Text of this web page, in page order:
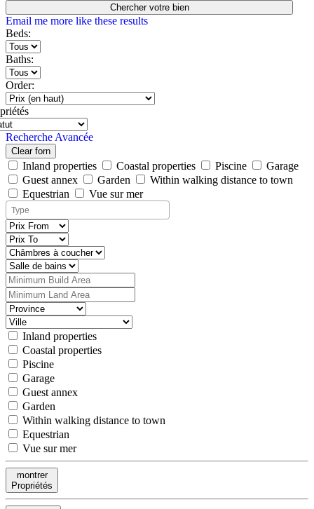
Chercher votre bien
Email me more like these results
Beds:
Baths:
Order:
Recherche Avancée
Clear forn
Inland properties Coastal properties Piscine
Garage
Guest annex
Garden
Within walking distance to town
Equestrian
Vue sur mer
Inland properties
Coastal properties
Piscine
Garage
Guest annex
Garden
Within walking distance to town
Equestrian
Vue sur mer
montrer
Propriétés